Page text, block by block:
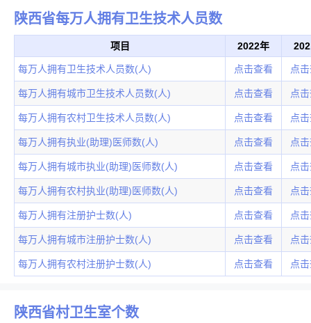
陕西省每万人拥有卫生技术人员数
项目 2022年
每万人拥有卫生技术人员数(人) 点击查看 点
每万人拥有城市卫生技术人员数(人) 点击查看 点
每万人拥有农村卫生技术人员数(人) 点击查看 点
每万人拥有执业(助理)医师数(人) 点击查看 点
每万人拥有城市执业(助理)医师数(人) 点击查看 点
每万人拥有农村执业(助理)医师数(人) 点击查看 点
每万人拥有注册护士数(人) 点击查看 点
每万人拥有城市注册护士数(人) 点击查看 点
每万人拥有农村注册护士数(人) 点击查看 点
陕西省村卫生室个数